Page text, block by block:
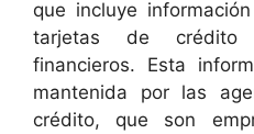
que incluye
tarjetas de
financieros. Esta
mantenida por las
crédito, que son